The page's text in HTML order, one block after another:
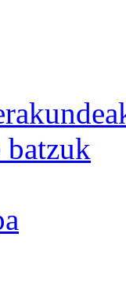
batzuk